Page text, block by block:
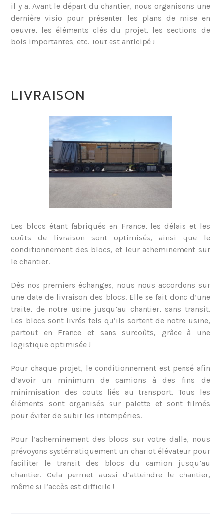
il y a. Avant le départ du chantier, nous organisons une
dernière visio pour présenter les plans de mise en
oeuvre, les éléments clés du projet, les sections de
bois importantes, etc. Tout est anticipé !
LIVRAISON
Les blocs étant fabriqués en France, les délais et les
coûts de livraison sont optimisés, ainsi que le
conditionnement des blocs, et leur acheminement sur
le chantier.
Dès nos premiers échanges, nous nous accordons sur
une date de livraison des blocs. Elle se fait donc d’une
traite, de notre usine jusqu’au chantier, sans transit.
Les blocs sont livrés tels qu’ils sortent de notre usine,
partout en France et sans surcoûts, grâce à une
logistique optimisée !
Pour chaque projet, le conditionnement est pensé afin
d’avoir un minimum de camions à des fins de
minimisation des couts liés au transport. Tous les
éléments sont organisés sur palette et sont filmés
pour éviter de subir les intempéries.
Pour l’acheminement des blocs sur votre dalle, nous
prévoyons systématiquement un chariot élévateur pour
faciliter le transit des blocs du camion jusqu’au
chantier. Cela permet aussi d’atteindre le chantier,
même si l’accès est difficile !